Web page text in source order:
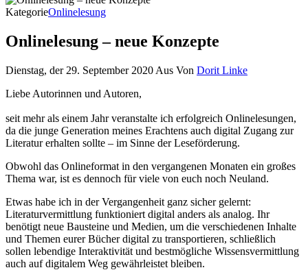
KategorieOnlinelesung
Onlinelesung – neue Konzepte
Dienstag, der 29. September 2020 Aus Von Dorit Linke
Liebe Autorinnen und Autoren,
seit mehr als einem Jahr veranstalte ich erfolgreich Onlinelesungen,
da die junge Generation meines Erachtens auch digital Zugang zur
Literatur erhalten sollte – im Sinne der Leseförderung.
Obwohl das Onlineformat in den vergangenen Monaten ein großes
Thema war, ist es dennoch für viele von euch noch Neuland.
Etwas habe ich in der Vergangenheit ganz sicher gelernt:
Literaturvermittlung funktioniert digital anders als analog. Ihr
benötigt neue Bausteine und Medien, um die verschiedenen Inhalte
und Themen eurer Bücher digital zu transportieren, schließlich
sollen lebendige Interaktivität und bestmögliche Wissensvermittlung
auch auf digitalem Weg gewährleistet bleiben.